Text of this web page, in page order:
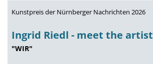
Kunstpreis der Nürnberger Nachrichten 2026
Ingrid Riedl - meet the artist
"WIR"